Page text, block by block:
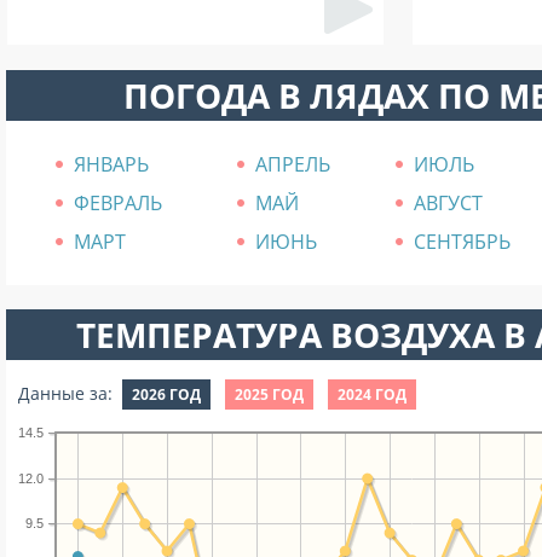
ПОГОДА В ЛЯДАХ ПО
ЯНВАРЬ АПРЕЛЬ
ИЮЛЬ
ФЕВРАЛЬ
МАЙ
АВГУСТ
МАРТ
ИЮНЬ СЕНТЯБРЬ
ТЕМПЕРАТУРА ВОЗДУХА В
Данные за: 2026 ГОД 2025 ГОД 2024 ГОД
9.5
12.0
14.5